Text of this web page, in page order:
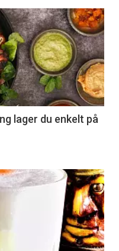
lager du enkelt på